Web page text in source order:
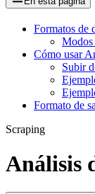
Formatos de
Modos
Cómo usar
Subir
Formato de
Scraping
Análisis